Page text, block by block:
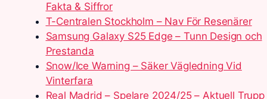
Fakta & Siffror
T-Centralen Stockholm – Nav För Resenärer
Samsung Galaxy S25 Edge – Tunn Design och
Prestanda
Snow/Ice Warning – Säker Vägledning Vid
Vinterfara
Real Madrid – Spelare 2024/25 – Aktuell Trupp